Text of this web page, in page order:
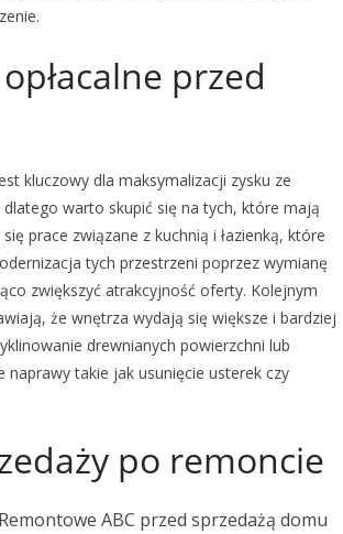
przed
kluczowy dla maksymalizacji zysku ze
warto skupić się na tych, które mają
prace związane z kuchnią i łazienką, które
tych przestrzeni poprzez wymianę
zwiększyć atrakcyjność oferty. Kolejnym
że wnętrza wydają się większe i bardziej
drewnianych powierzchni lub
naprawy takie jak usunięcie usterek czy
po remoncie